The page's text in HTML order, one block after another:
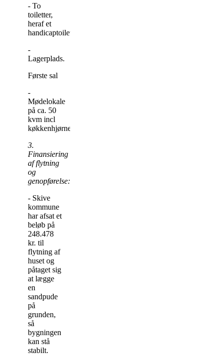
- To
toiletter,
heraf et
handicaptoilet.
-
Lagerplads.
Første sal
-
Mødelokale
på ca. 50
kvm incl
køkkenhjørne.
3.
Finansiering
af flytning
og
genopførelse:
- Skive
kommune
har afsat et
beløb på
248.478
kr. til
flytning af
huset og
påtaget sig
at lægge
en
sandpude
på
grunden,
så
bygningen
kan stå
stabilt.